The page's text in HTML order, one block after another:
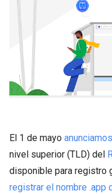
El 1 de mayo
nivel superior (TLD) del
disponible para registro
registrar el nombre .app